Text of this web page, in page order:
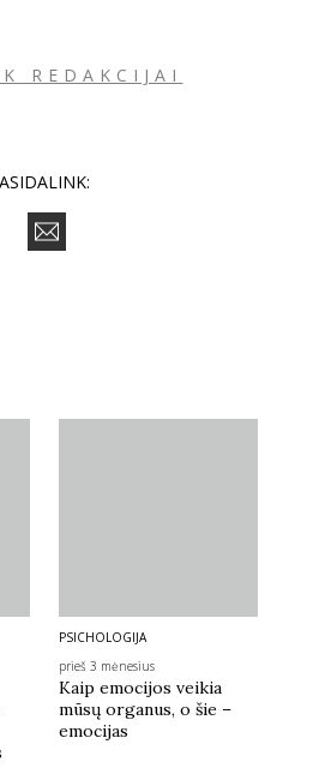
REDAKCIJAI
PSICHOLOGIJA
prieš 3 mėnesius
Kaip emocijos veikia
mūsų organus, o šie –
emocijas